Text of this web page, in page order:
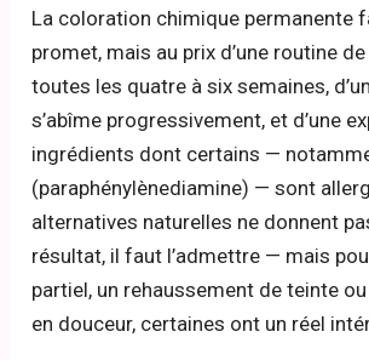
La coloration chimique permanente
promet, mais au prix d’une routine
toutes les quatre à six semaines,
s’abîme progressivement, et d’une
ingrédients dont certains —
(paraphénylènediamine) — sont
alternatives naturelles ne donnent
résultat, il faut l’admettre — mais
partiel, un rehaussement de teinte
en douceur, certaines ont un réel